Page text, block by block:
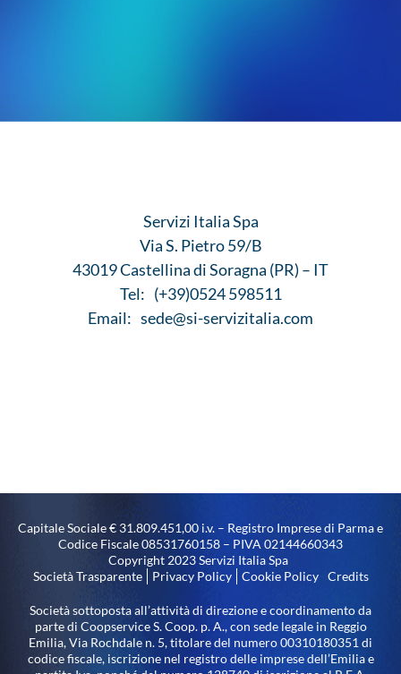
Servizi Italia Spa
Via S. Pietro 59/B
43019 Castellina di Soragna (PR) – IT
Tel: (+39)0524 598511
Email: sede@si-servizitalia.com
Capitale Sociale € 31.809.451,00 i.v. – Registro Imprese di Parma e
Codice Fiscale 08531760158 – PIVA 02144660343
Copyright 2023 Servizi Italia Spa
Società Trasparente
Privacy Policy Cookie Policy Credits
Società sottoposta all’attività di direzione e coordinamento da
parte di Coopservice S. Coop. p. A., con sede legale in Reggio
Emilia, Via Rochdale n. 5, titolare del numero 00310180351 di
codice fiscale, iscrizione nel registro delle imprese dell’Emilia e